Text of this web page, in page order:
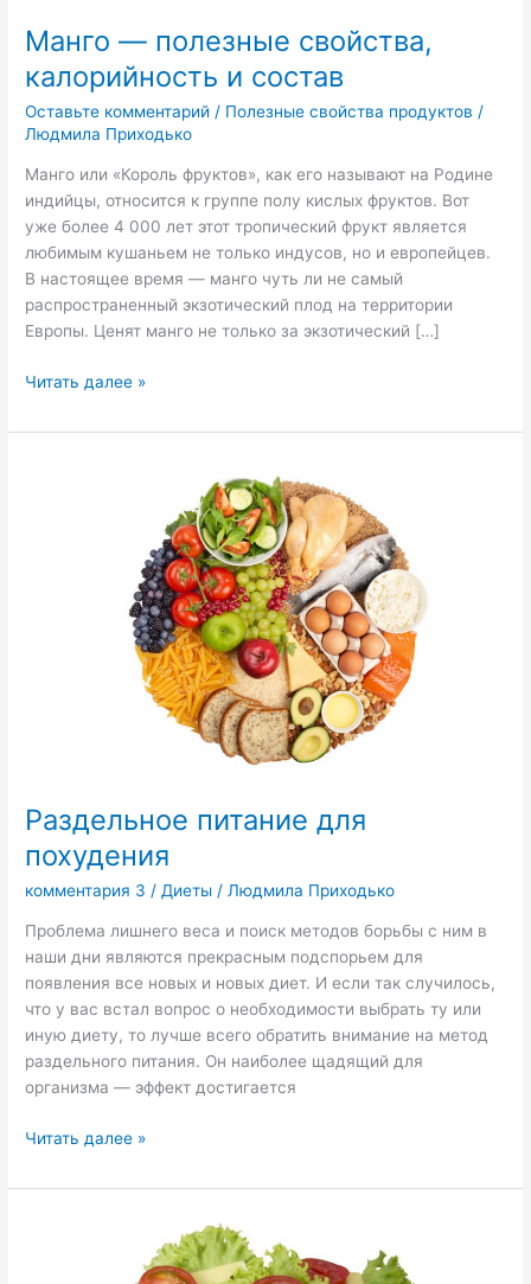
Манго — полезные свойства,
калорийность и состав
Оставьте комментарий / Полезные свойства продуктов /
Людмила Приходько
Манго или «Король фруктов», как его называют на Родине
индийцы, относится к группе полу кислых фруктов. Вот
уже более 4 000 лет этот тропический фрукт является
любимым кушаньем не только индусов, но и европейцев.
В настоящее время — манго чуть ли не самый
распространенный экзотический плод на территории
Европы. Ценят манго не только за экзотический […]
Читать далее »
Раздельное питание для
похудения
комментария 3 / Диеты / Людмила Приходько
Проблема лишнего веса и поиск методов борьбы с ним в
наши дни являются прекрасным подспорьем для
появления все новых и новых диет. И если так случилось,
что у вас встал вопрос о необходимости выбрать ту или
иную диету, то лучше всего обратить внимание на метод
раздельного питания. Он наиболее щадящий для
организма — эффект достигается
Читать далее »